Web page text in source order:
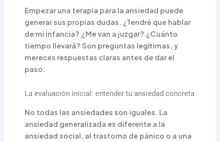
Empezar una terapia para la ansiedad puede
generar sus propias dudas. ¿Tendré que hablar
de mi infancia? ¿Me van a juzgar? ¿Cuánto
tiempo llevará? Son preguntas legítimas, y
mereces respuestas claras antes de dar el
paso.
La evaluación inicial: entender tu ansiedad concreta
No todas las ansiedades son iguales. La
ansiedad generalizada es diferente a la
ansiedad social, al trastorno de pánico o a una